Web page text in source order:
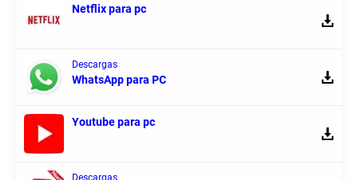
Netflix para pc
Descargas
WhatsApp para PC
Youtube para pc
Descargas